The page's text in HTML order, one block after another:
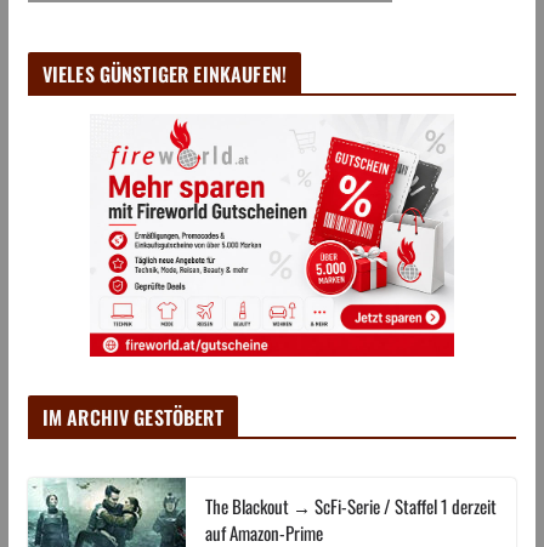
VIELES GÜNSTIGER EINKAUFEN!
IM ARCHIV GESTÖBERT
The Blackout → ScFi-Serie / Staffel 1 derzeit
auf Amazon-Prime